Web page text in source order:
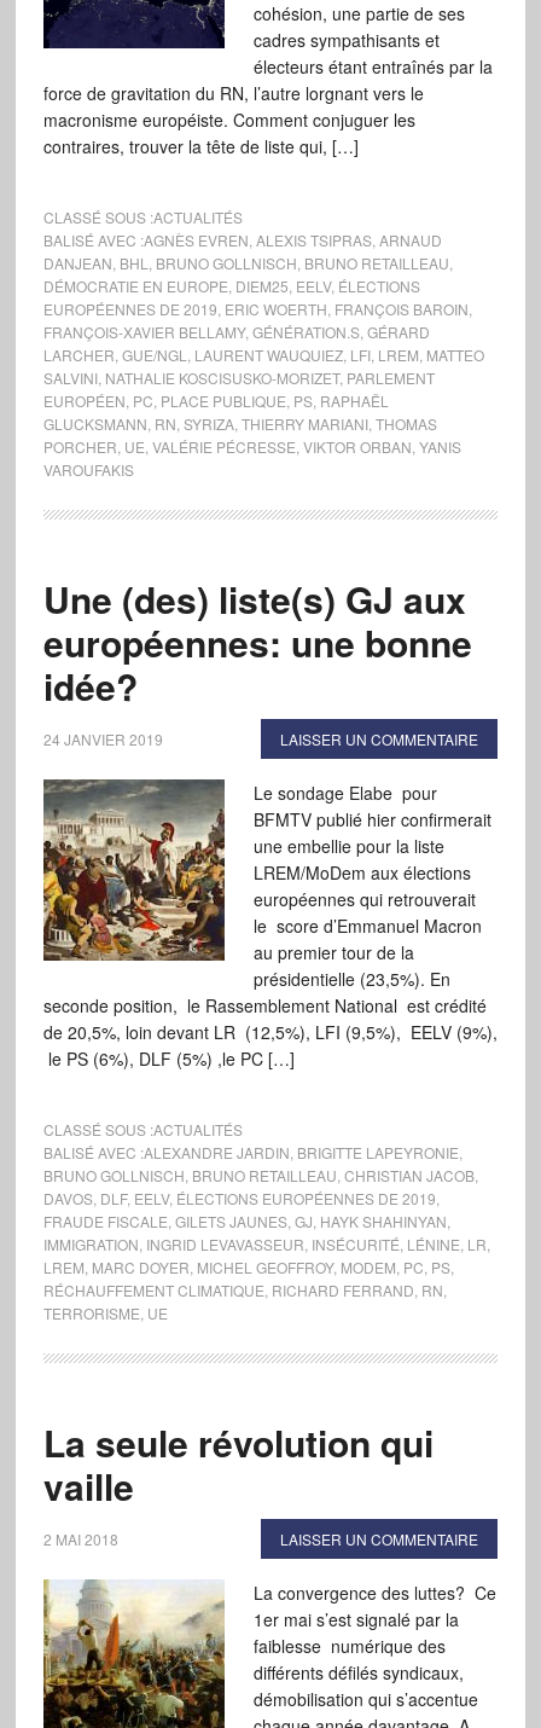
cohésion, une partie de ses
cadres sympathisants et
électeurs étant entraînés par la
force de gravitation du RN, l’autre lorgnant vers le
macronisme européiste. Comment conjuguer les
contraires, trouver la tête de liste qui, […]
CLASSÉ SOUS :ACTUALITÉS
BALISÉ AVEC :AGNÈS EVREN ALEXIS TSIPRAS, ARNAUD
DANJEAN BHL BRUNO GOLLNISCH BRUNO RETAILLEAU
DÉMOCRATIE EN EUROPE DIEM25 EELV, ÉLECTIONS
EUROPÉENNES DE 2019 ERIC WOERTH FRANÇOIS BAROIN
FRANÇOIS-XAVIER BELLAMY, GÉNÉRATION.S, GÉRARD
LARCHER GUE/NGL LAURENT WAUQUIEZ, LFI, LREM MATTEO
SALVINI, NATHALIE KOSCISUSKO-MORIZET, PARLEMENT
EUROPÉEN PC PLACE PUBLIQUE PS, RAPHAËL
GLUCKSMANN RN SYRIZA, THIERRY MARIANI, THOMAS
PORCHER UE VALÉRIE PÉCRESSE VIKTOR ORBAN YANIS
VAROUFAKIS
Une (des) liste(s) GJ aux
européennes: une bonne
idée?
24 JANVIER 2019 LAISSER UN COMMENTAIRE
Le sondage Elabe pour
BFMTV publié hier confirmerait
une embellie pour la liste
LREM/MoDem aux élections
européennes qui retrouverait
le score d’Emmanuel Macron
au premier tour de la
présidentielle (23,5%). En
seconde position, le Rassemblement National est crédité
de 20,5%, loin devant LR (12,5%), LFI (9,5%), EELV (9%),
le PS (6%), DLF (5%) ,le PC […]
CLASSÉ SOUS :ACTUALITÉS
BALISÉ AVEC :ALEXANDRE JARDIN BRIGITTE LAPEYRONIE
BRUNO GOLLNISCH BRUNO RETAILLEAU CHRISTIAN JACOB,
DAVOS, DLF, EELV, ÉLECTIONS EUROPÉENNES DE 2019
FRAUDE FISCALE GILETS JAUNES, GJ HAYK SHAHINYAN
IMMIGRATION INGRID LEVAVASSEUR INSÉCURITÉ LÉNINE LR
LREM MARC DOYER MICHEL GEOFFROY, MODEM PC PS,
RÉCHAUFFEMENT CLIMATIQUE RICHARD FERRAND RN
TERRORISME UE
La seule révolution qui
vaille
2 MAI 2018 LAISSER UN COMMENTAIRE
La convergence des luttes? Ce
1er mai s’est signalé par la
faiblesse numérique des
différents défilés syndicaux,
démobilisation qui s’accentue